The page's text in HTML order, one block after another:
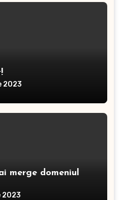
2023
merge domeniul
2023